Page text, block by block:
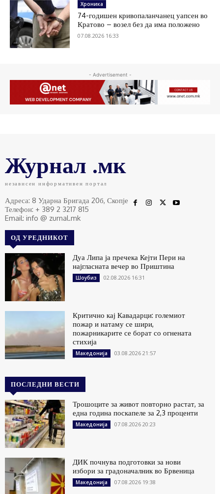
Хроника
74-годишен кривопаланчанец уапсен во
Кратово – возел без да има положено
07.08.2026 16:33
- Advertisement -
Журнал .мк
независен информативен портал
Адреса: 8 Ударна Бригада 20б, Скопје
Телефон: + 389 2 3217 815
Email: info @ zurnal.mk
ОД УРЕДНИКОТ
Дуа Липа ја пречека Кејти Пери на
најгласната вечер во Приштина
Шоубиз 02.08.2026 16:31
Критично кај Кавадарци: големиот
пожар и натаму се шири,
пожарникарите се борат со огнената
стихија
Македонија 03.08.2026 21:57
ПОСЛЕДНИ ВЕСТИ
Трошоците за живот повторно растат, за
една година поскапеле за 2,3 проценти
Македонија 07.08.2026 20:23
ДИК почнува подготовки за нови
избори за градоначалник во Брвеница
Македонија 07.08.2026 19:38